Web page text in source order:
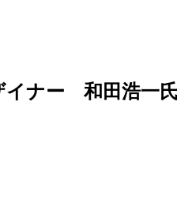
イナー 和田浩一氏